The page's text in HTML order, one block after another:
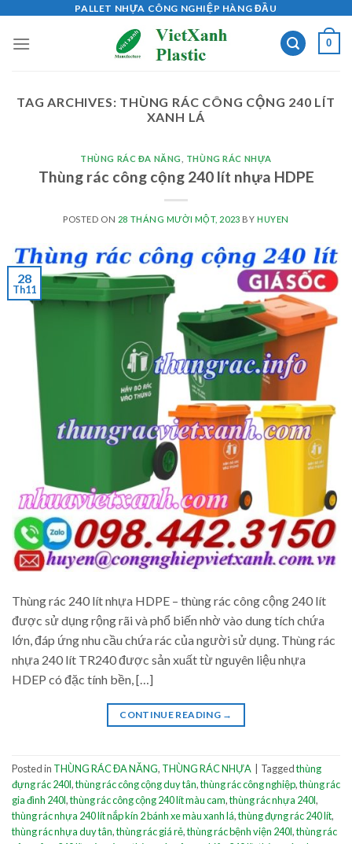
content
PALLET NHỰA CÔNG NGHIỆP HÀNG ĐẦU
0
TAG ARCHIVES: THÙNG RÁC CÔNG CỘNG 240 LÍT
XANH LÁ
THÙNG RÁC ĐA NĂNG THÙNG RÁC NHỰA
Thùng rác công cộng 240 lít nhựa HDPE
POSTED ON 28 THÁNG MƯỜI MỘT, 2023 BY HUYEN
28
Th11
Thùng rác 240 lít nhựa HDPE – thùng rác công cộng 240 lít
được sử dụng rộng rãi và phổ biến nhờ vào dung tích chứa
lớn, đáp ứng nhu cầu chứa rác của người sử dụng. Thùng rác
nhựa 240 lít TR240 được sản xuất từ nguyên liệu nhựa
HDEP có đặc tính bền, […]
CONTINUE READING →
Posted in THÙNG RÁC ĐA NĂNG, THÙNG RÁC NHỰA Taggedthùng
đựng rác 240l,thùng rác công cộng duy tân,thùng rác công nghiệp,thùng rác
gia đình 240l,thùng rác công cộng 240 lít màu cam,thùng rác nhựa 240l,
thùng rác nhựa 240 lít nắp kín 2 bánh xe màu xanh lá,thùng đựng rác 240 lít,
thùng rác nhựa duy tân,thùng rác giá rẻ,thùng rác bệnh viện 240l,thùng rác